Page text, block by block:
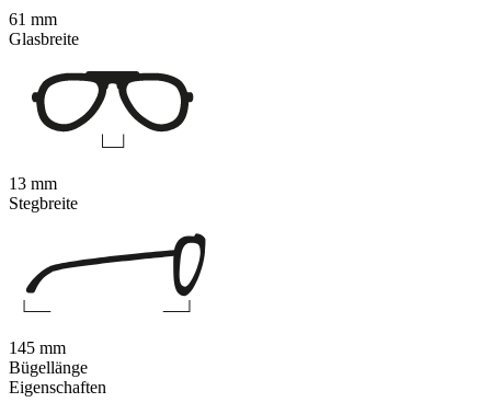
Eigenschaften
61 mm
Glasbreite
13 mm
Stegbreite
145 mm
Bügellänge